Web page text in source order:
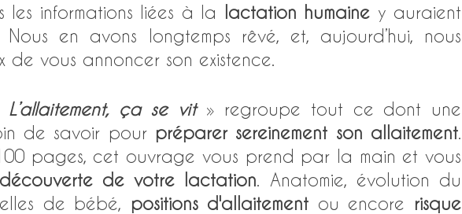
informations liées à la
lactation humaine y auraient
Nous en avons longtemps rêvé, et, aujourd’hui, nous
de vous annoncer son existence.
L’allaitement, ça se vit
de savoir pour préparer sereinement son allaitement
pages, cet ouvrage vous prend par la main et vous
découverte de votre lactation
de bébé, positions d'allaitement ou encore risque